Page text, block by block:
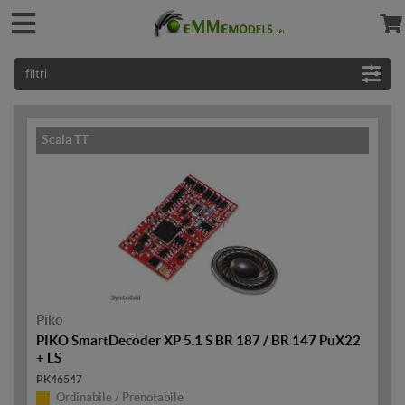
filtri
Scala TT
Piko
PIKO SmartDecoder XP 5.1 S BR 187 / BR 147 PuX22
+ LS
PK46547
Ordinabile / Prenotabile